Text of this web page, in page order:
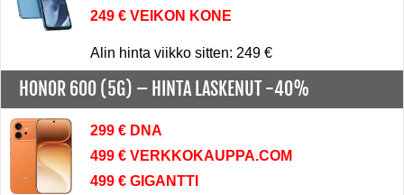
249 € VEIKON KONE
Alin hinta viikko sitten: 249 €
HONOR 600 (5G) – HINTA LASKENUT -40%
299 € DNA
499 € VERKKOKAUPPA.COM
499 € GIGANTTI